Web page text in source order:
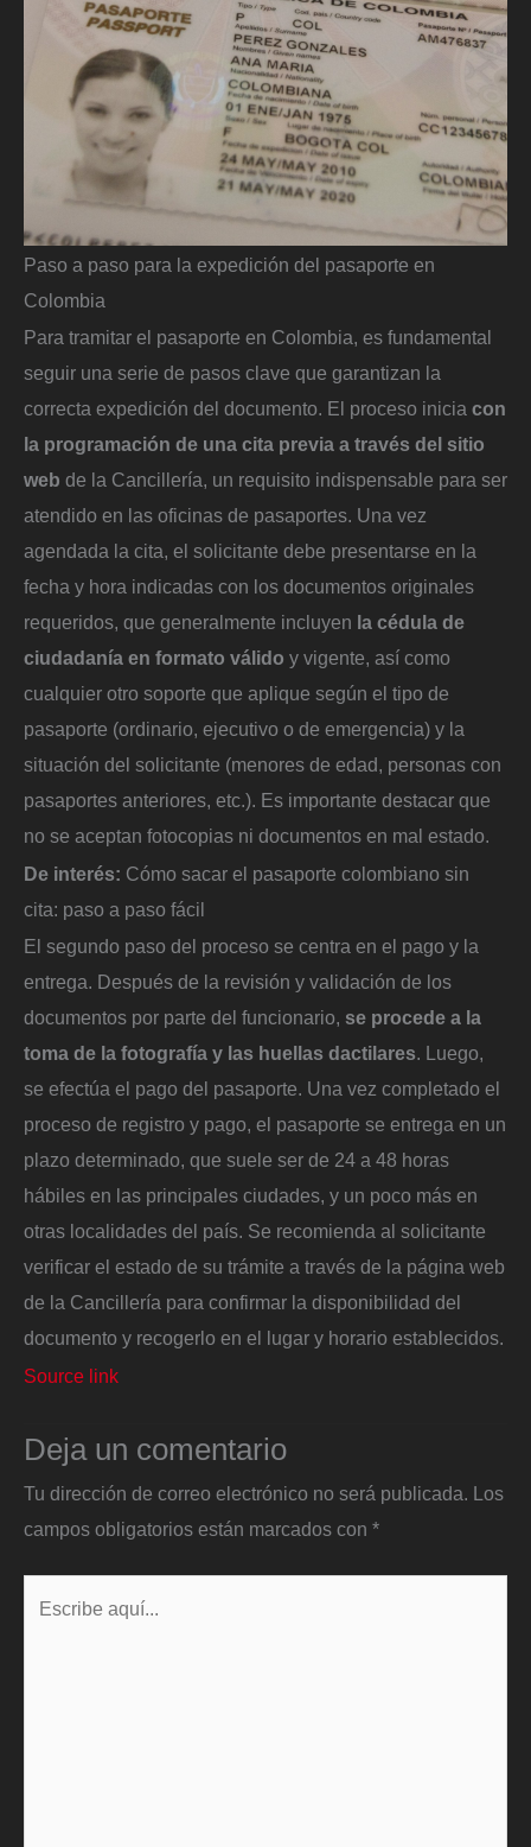
Paso a paso para la expedición del pasaporte en
Colombia
Para tramitar el pasaporte en Colombia, es fundamental
seguir una serie de pasos clave que garantizan la
correcta expedición del documento. El proceso inicia con
la programación de una cita previa a través del sitio
web de la Cancillería, un requisito indispensable para ser
atendido en las oficinas de pasaportes. Una vez
agendada la cita, el solicitante debe presentarse en la
fecha y hora indicadas con los documentos originales
requeridos, que generalmente incluyen la cédula de
ciudadanía en formato válido y vigente, así como
cualquier otro soporte que aplique según el tipo de
pasaporte (ordinario, ejecutivo o de emergencia) y la
situación del solicitante (menores de edad, personas con
pasaportes anteriores, etc.). Es importante destacar que
no se aceptan fotocopias ni documentos en mal estado.
De interés: Cómo sacar el pasaporte colombiano sin
cita: paso a paso fácil
El segundo paso del proceso se centra en el pago y la
entrega. Después de la revisión y validación de los
documentos por parte del funcionario, se procede a la
toma de la fotografía y las huellas dactilares. Luego,
se efectúa el pago del pasaporte. Una vez completado el
proceso de registro y pago, el pasaporte se entrega en un
plazo determinado, que suele ser de 24 a 48 horas
hábiles en las principales ciudades, y un poco más en
otras localidades del país. Se recomienda al solicitante
verificar el estado de su trámite a través de la página web
de la Cancillería para confirmar la disponibilidad del
documento y recogerlo en el lugar y horario establecidos.
Source link
Deja un comentario
Tu dirección de correo electrónico no será publicada. Los
campos obligatorios están marcados con *